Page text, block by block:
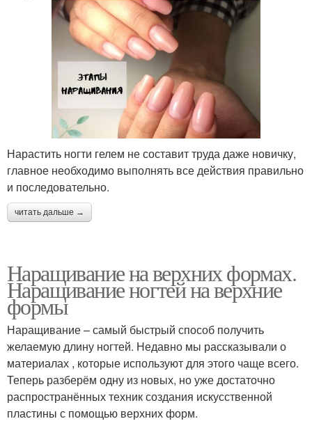
Нарастить ногти гелем не составит труда даже новичку,
главное необходимо выполнять все действия правильно
и последовательно.
читать дальше →
Наращивание на верхних формах.
Наращивание ногтей на верхние
формы
Наращивание – самый быстрый способ получить
желаемую длину ногтей. Недавно мы рассказывали о
материалах , которые используют для этого чаще всего.
Теперь разберём одну из новых, но уже достаточно
распространённых техник создания искусственной
пластины с помощью верхних форм.